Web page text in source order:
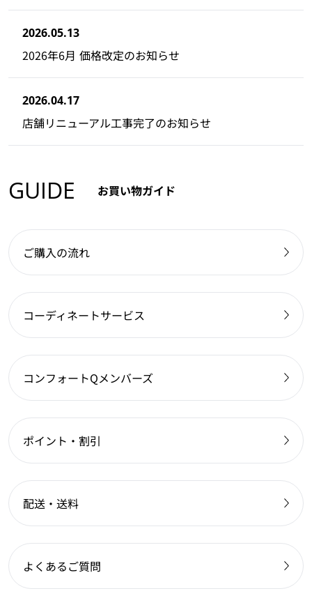
2026.05.13
2026年6月 価格改定のお知らせ
2026.04.17
店舗リニューアル工事完了のお知らせ
GUIDE お買い物ガイド
ご購入の流れ
コーディネートサービス
コンフォートQメンバーズ
ポイント・割引
配送・送料
よくあるご質問